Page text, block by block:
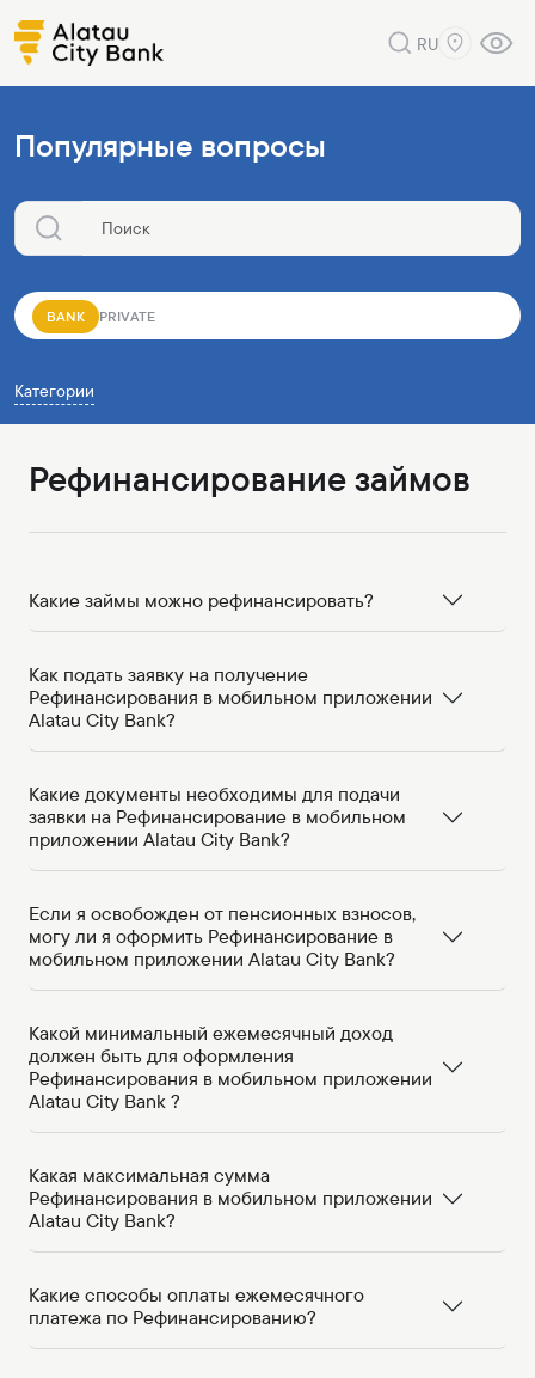
RU
Популярные вопросы
BANK PRIVATE
Категории
Рефинансирование займов
Какие займы можно рефинансировать?
Как подать заявку на получение
Рефинансирования в мобильном приложении
Alatau City Bank?
Какие документы необходимы для подачи
заявки на Рефинансирование в мобильном
приложении Alatau City Bank?
Если я освобожден от пенсионных взносов,
могу ли я оформить Рефинансирование в
мобильном приложении Alatau City Bank?
Какой минимальный ежемесячный доход
должен быть для оформления
Рефинансирования в мобильном приложении
Alatau City Bank ?
Какая максимальная сумма
Рефинансирования в мобильном приложении
Alatau City Bank?
Какие способы оплаты ежемесячного
платежа по Рефинансированию?